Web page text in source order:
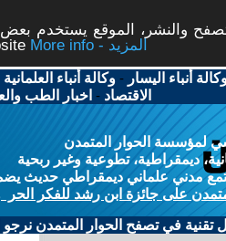
والنشر، الموقع يستخدم
More info - المزيد
أنباء اليسار -وكالة أنباء العلمانية
الاقتصاد - اخبار الطب
لمؤسسة الحوار المتمدن
ديمقراطية، تطوعية وغير ربحية
مدني علماني ديمقراطي حديث يضمن
على جائزة ابن رشد للفكر الحر
تقنية في تصفح الحوار المتمدن نرجو